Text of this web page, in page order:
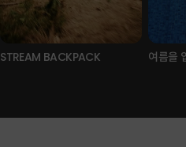
STREAM BACKPACK 여름을